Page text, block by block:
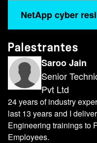
NetApp cyber
Palestrantes
Saroo Jain
Senior
Pvt Ltd
24 years of industry
last 13 years and I
Engineering trainings to
Employees.